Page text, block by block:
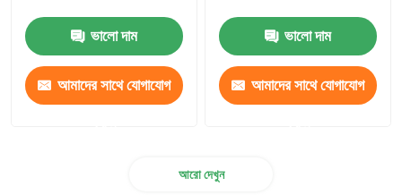
ইঞ্জিন ভালভ কভার
ভালো দাম
আমাদের সাথে যোগাযোগ
ভালো দাম
আমাদের সাথে যোগাযোগ
আরো দেখুন